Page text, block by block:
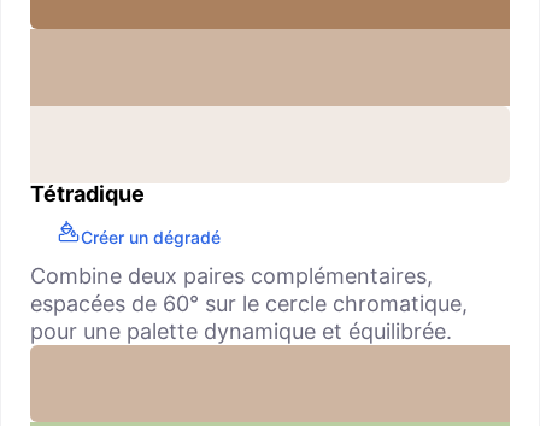
Tétradique
Créer un dégradé
Combine deux paires complémentaires,
espacées de 60° sur le cercle chromatique,
pour une palette dynamique et équilibrée.